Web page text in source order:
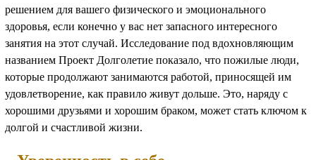
решением для вашего физического и эмоционального
здоровья, если конечно у вас нет запасного интересного
занятия на этот случай. Исследование под вдохновляющим
названием Проект Долголетие показало, что пожилые люди,
которые продолжают занимаются работой, приносящей им
удовлетворение, как правило живут дольше. Это, наряду с
хорошими друзьями и хорошим браком, может стать ключом к
долгой и счастливой жизни.